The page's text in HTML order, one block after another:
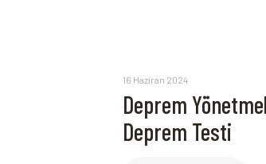
16 Haziran 2024
Deprem
Deprem Testi